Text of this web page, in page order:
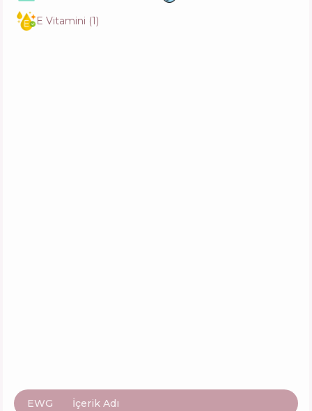
JsDerma Vitanate Vita-3 Serum
E Vitamini (1)
EWG İçerik Adı